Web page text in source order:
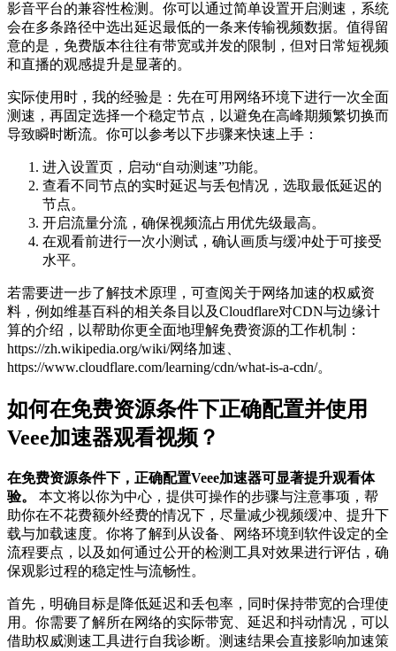
影音平台的兼容性检测。你可以通过简单设置开启测速，系统
会在多条路径中选出延迟最低的一条来传输视频数据。值得留
意的是，免费版本往往有带宽或并发的限制，但对日常短视频
和直播的观感提升是显著的。
实际使用时，我的经验是：先在可用网络环境下进行一次全面
测速，再固定选择一个稳定节点，以避免在高峰期频繁切换而
导致瞬时断流。你可以参考以下步骤来快速上手：
进入设置页，启动“自动测速”功能。
查看不同节点的实时延迟与丢包情况，选取最低延迟的
节点。
开启流量分流，确保视频流占用优先级最高。
在观看前进行一次小测试，确认画质与缓冲处于可接受
水平。
若需要进一步了解技术原理，可查阅关于网络加速的权威资
料，例如维基百科的相关条目以及Cloudflare对CDN与边缘计
算的介绍，以帮助你更全面地理解免费资源的工作机制：
https://zh.wikipedia.org/wiki/网络加速、
https://www.cloudflare.com/learning/cdn/what-is-a-cdn/。
如何在免费资源条件下正确配置并使用
Veee加速器观看视频？
在免费资源条件下，正确配置Veee加速器可显著提升观看体
验。
本文将以你为中心，提供可操作的步骤与注意事项，帮
助你在不花费额外经费的情况下，尽量减少视频缓冲、提升下
载与加载速度。你将了解到从设备、网络环境到软件设定的全
流程要点，以及如何通过公开的检测工具对效果进行评估，确
保观影过程的稳定性与流畅性。
首先，明确目标是降低延迟和丢包率，同时保持带宽的合理使
用。你需要了解所在网络的实际带宽、延迟和抖动情况，可以
借助权威测速工具进行自我诊断。测速结果会直接影响加速策